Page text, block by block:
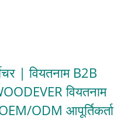
| वियतनाम B2B
वियतनाम
OEM/ODM आपूर्तिकर्ता